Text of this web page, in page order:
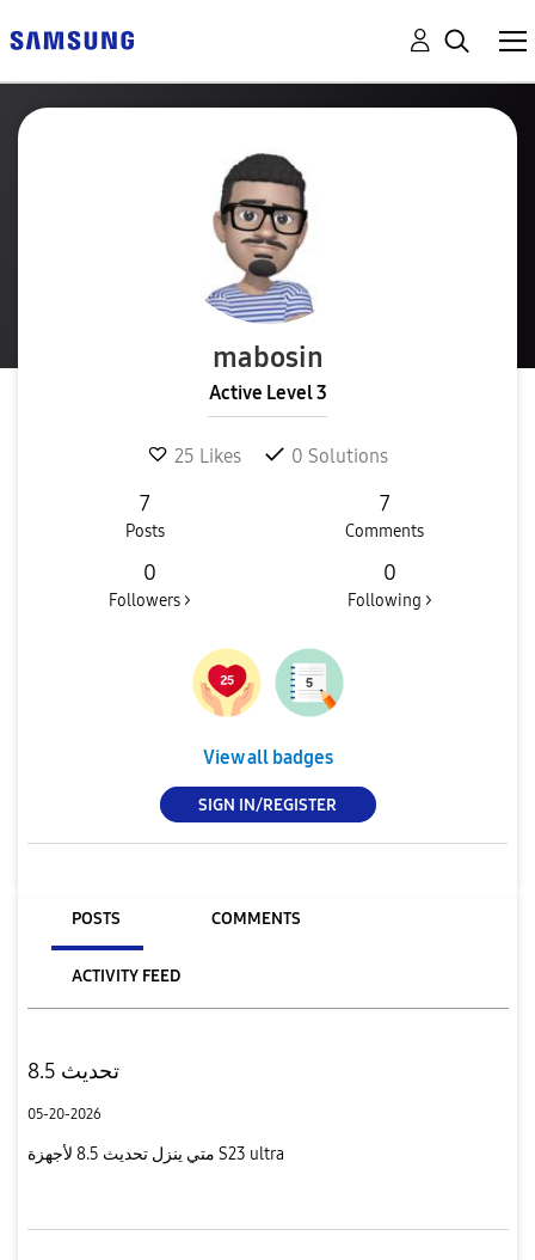
mabosin
Active Level 3
25 Likes 0 Solutions
7
Posts
7
Comments
0
Followers >
0
Following >
View all badges
SIGN IN/REGISTER
POSTS COMMENTS
ACTIVITY FEED
تحديث 8.5
05-20-2026
متي ينزل تحديث 8.5 لأجهزة S23 ultra